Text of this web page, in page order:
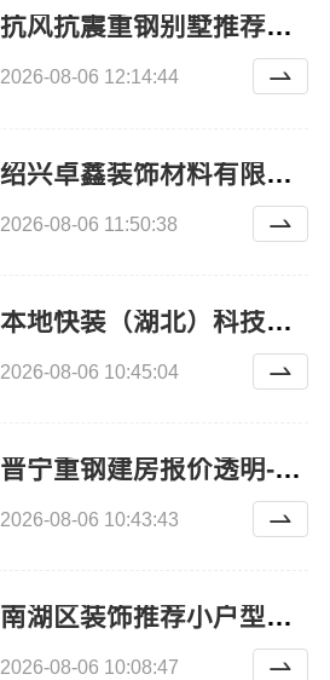
抗风抗震重钢别墅推荐，云南晟构懂云南气候更懂家
2026-08-06 12:14:44
绍兴卓鑫装饰材料有限公司个性化家装定制环保优质材料
2026-08-06 11:50:38
本地快装（湖北）科技有限公司，本地快捷住宅装修毛坯房高效落地
2026-08-06 10:45:04
晋宁重钢建房报价透明-云南晟构建筑建材有限公司
2026-08-06 10:43:43
南湖区装饰推荐小户型，嘉兴锦居装饰材料有限公司
2026-08-06 10:08:47